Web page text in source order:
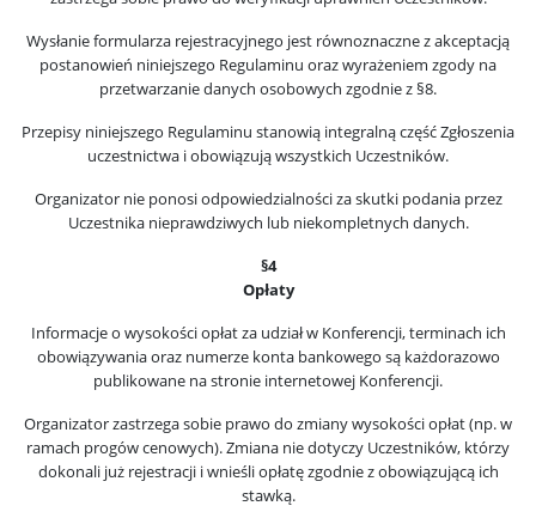
Wysłanie formularza rejestracyjnego jest równoznaczne z akceptacją
postanowień niniejszego Regulaminu oraz wyrażeniem zgody na
przetwarzanie danych osobowych zgodnie z §8.
Przepisy niniejszego Regulaminu stanowią integralną część Zgłoszenia
uczestnictwa i obowiązują wszystkich Uczestników.
Organizator nie ponosi odpowiedzialności za skutki podania przez
Uczestnika nieprawdziwych lub niekompletnych danych.
§4
Opłaty
Informacje o wysokości opłat za udział w Konferencji, terminach ich
obowiązywania oraz numerze konta bankowego są każdorazowo
publikowane na stronie internetowej Konferencji.
Organizator zastrzega sobie prawo do zmiany wysokości opłat (np. w
ramach progów cenowych). Zmiana nie dotyczy Uczestników, którzy
dokonali już rejestracji i wnieśli opłatę zgodnie z obowiązującą ich
stawką.